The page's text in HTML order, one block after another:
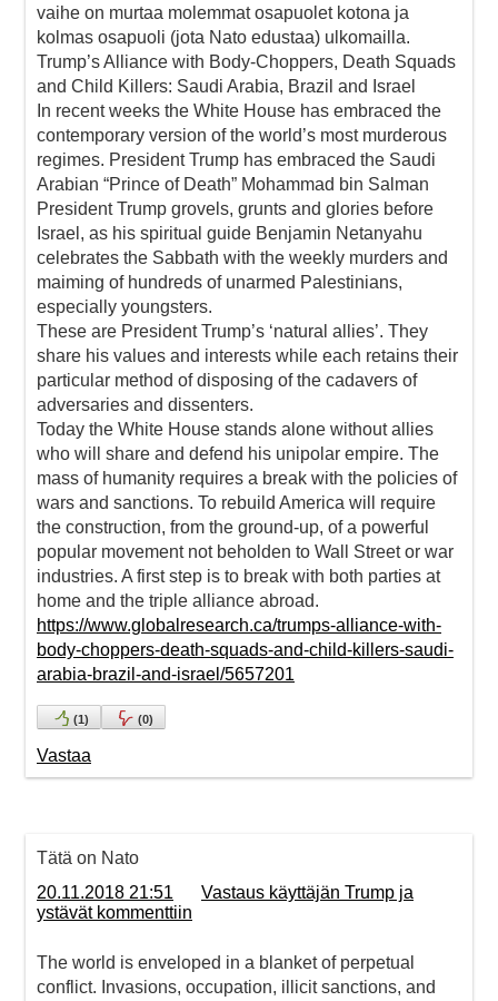
vaihe on murtaa molemmat osapuolet kotona ja
kolmas osapuoli (jota Nato edustaa) ulkomailla.
Trump’s Alliance with Body-Choppers, Death Squads
and Child Killers: Saudi Arabia, Brazil and Israel
In recent weeks the White House has embraced the
contemporary version of the world’s most murderous
regimes. President Trump has embraced the Saudi
Arabian “Prince of Death” Mohammad bin Salman
President Trump grovels, grunts and glories before
Israel, as his spiritual guide Benjamin Netanyahu
celebrates the Sabbath with the weekly murders and
maiming of hundreds of unarmed Palestinians,
especially youngsters.
These are President Trump’s ‘natural allies’. They
share his values and interests while each retains their
particular method of disposing of the cadavers of
adversaries and dissenters.
Today the White House stands alone without allies
who will share and defend his unipolar empire. The
mass of humanity requires a break with the policies of
wars and sanctions. To rebuild America will require
the construction, from the ground-up, of a powerful
popular movement not beholden to Wall Street or war
industries. A first step is to break with both parties at
home and the triple alliance abroad.
https://www.globalresearch.ca/trumps-alliance-with-
body-choppers-death-squads-and-child-killers-saudi-
arabia-brazil-and-israel/5657201
(1) (0)
Vastaa
Tätä on Nato
20.11.2018 21:51
Vastaus käyttäjän Trump ja
ystävät kommenttiin
The world is enveloped in a blanket of perpetual
conflict. Invasions, occupation, illicit sanctions, and